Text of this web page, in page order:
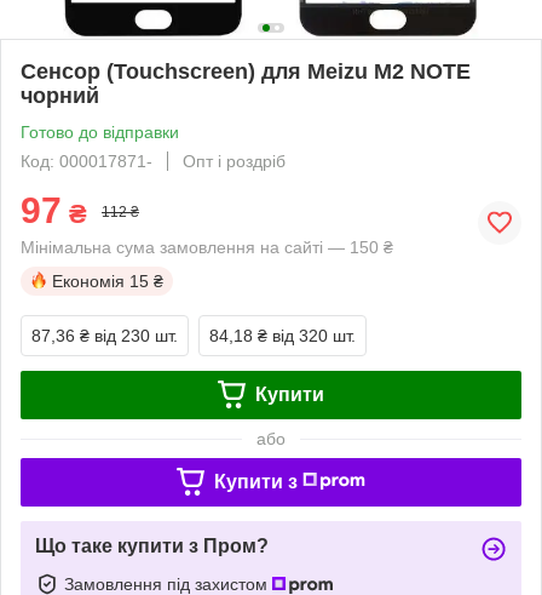
Сенсор (Touchscreen) для Meizu M2 NOTE
чорний
Готово до відправки
Код: 000017871-
Опт і роздріб
97 ₴ 112 ₴
Мінімальна сума замовлення на сайті — 150 ₴
Економія 15 ₴
87,36 ₴ від 230 шт. 84,18 ₴ від 320 шт.
Купити
або
Купити з
Що таке купити з Пром?
Замовлення під захистом